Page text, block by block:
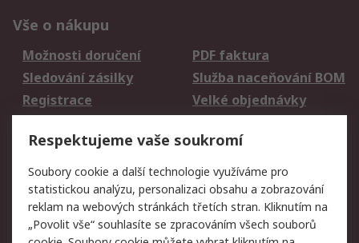
Vše o nákupu
Možnosti doručení
PDF faktura
Sledování zásilky
Služba naceňování BOM
Registrace
Velké objednávky
Právní
Autorská práva
Obchodní podmínky
společnosti RS
Prohlášení o ochraně
Zabezpečení
Respektujeme vaše soukromí
Soubory cookie a další technologie využíváme pro
statistickou analýzu, personalizaci obsahu a zobrazování
reklam na webových stránkách třetích stran. Kliknutím na
„Povolit vše“ souhlasíte se zpracováním všech souborů